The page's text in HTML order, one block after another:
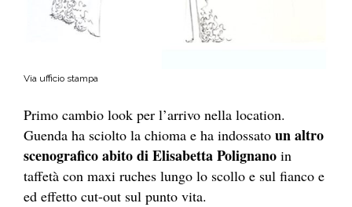
Via ufficio stampa
Primo cambio look per l’arrivo nella location.
Guenda ha sciolto la chioma e ha indossato un altro
scenografico abito di Elisabetta Polignano in
taffetà con maxi ruches lungo lo scollo e sul fianco e
ed effetto cut-out sul punto vita.